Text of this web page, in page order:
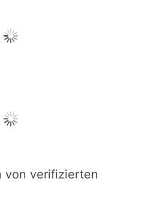
von verifizierten